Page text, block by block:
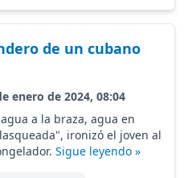
de un cubano
enero de 2024, 08:04
a la braza, agua en
ironizó el joven al
Sigue leyendo »